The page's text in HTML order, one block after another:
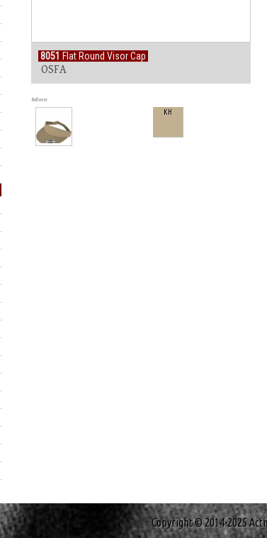
8051 Flat Round Visor Cap
OSFA
Rollover
KH
Copyright © 2014-2025